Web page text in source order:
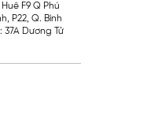
F9 Q Phú
P22, Q. Bình
37A Dương Tử